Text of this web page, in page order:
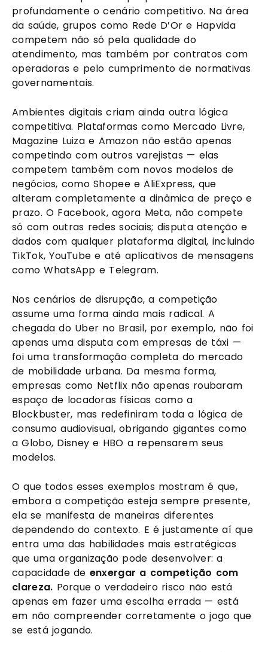
profundamente o cenário competitivo. Na área
da saúde, grupos como Rede D’Or e Hapvida
competem não só pela qualidade do
atendimento, mas também por contratos com
operadoras e pelo cumprimento de normativas
governamentais.
Ambientes digitais criam ainda outra lógica
competitiva. Plataformas como Mercado Livre,
Magazine Luiza e Amazon não estão apenas
competindo com outros varejistas — elas
competem também com novos modelos de
negócios, como Shopee e AliExpress, que
alteram completamente a dinâmica de preço e
prazo. O Facebook, agora Meta, não compete
só com outras redes sociais; disputa atenção e
dados com qualquer plataforma digital, incluindo
TikTok, YouTube e até aplicativos de mensagens
como WhatsApp e Telegram.
Nos cenários de disrupção, a competição
assume uma forma ainda mais radical. A
chegada do Uber no Brasil, por exemplo, não foi
apenas uma disputa com empresas de táxi —
foi uma transformação completa do mercado
de mobilidade urbana. Da mesma forma,
empresas como Netflix não apenas roubaram
espaço de locadoras físicas como a
Blockbuster, mas redefiniram toda a lógica de
consumo audiovisual, obrigando gigantes como
a Globo, Disney e HBO a repensarem seus
modelos.
O que todos esses exemplos mostram é que,
embora a competição esteja sempre presente,
ela se manifesta de maneiras diferentes
dependendo do contexto. E é justamente aí que
entra uma das habilidades mais estratégicas
que uma organização pode desenvolver: a
capacidade de enxergar a competição com
clareza. Porque o verdadeiro risco não está
apenas em fazer uma escolha errada — está
em não compreender corretamente o jogo que
se está jogando.